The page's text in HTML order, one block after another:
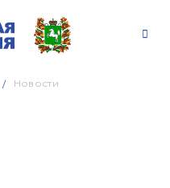
Новости